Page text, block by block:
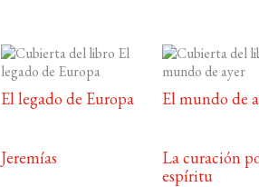
El legado de Europa El mundo de
Jeremías
La curación
espíritu